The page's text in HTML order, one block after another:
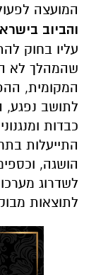
המועצה
והביוב
עליו בחוק
שהמהלך לא
המקומית,
לתושב נפגע,
כבדות
התייעלות
הושגה,
לשדרוג
לתוצאות